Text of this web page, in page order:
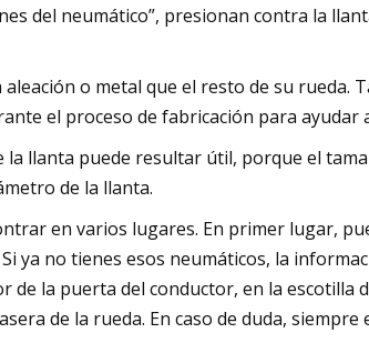
del neumático”, presionan contra la
aleación o metal que el resto de su
el proceso de fabricación para ayudar
llanta puede resultar útil, porque el
de la llanta.
en varios lugares. En primer lugar,
ya no tienes esos neumáticos, la
de la puerta del conductor, en la escotilla
de la rueda. En caso de duda,